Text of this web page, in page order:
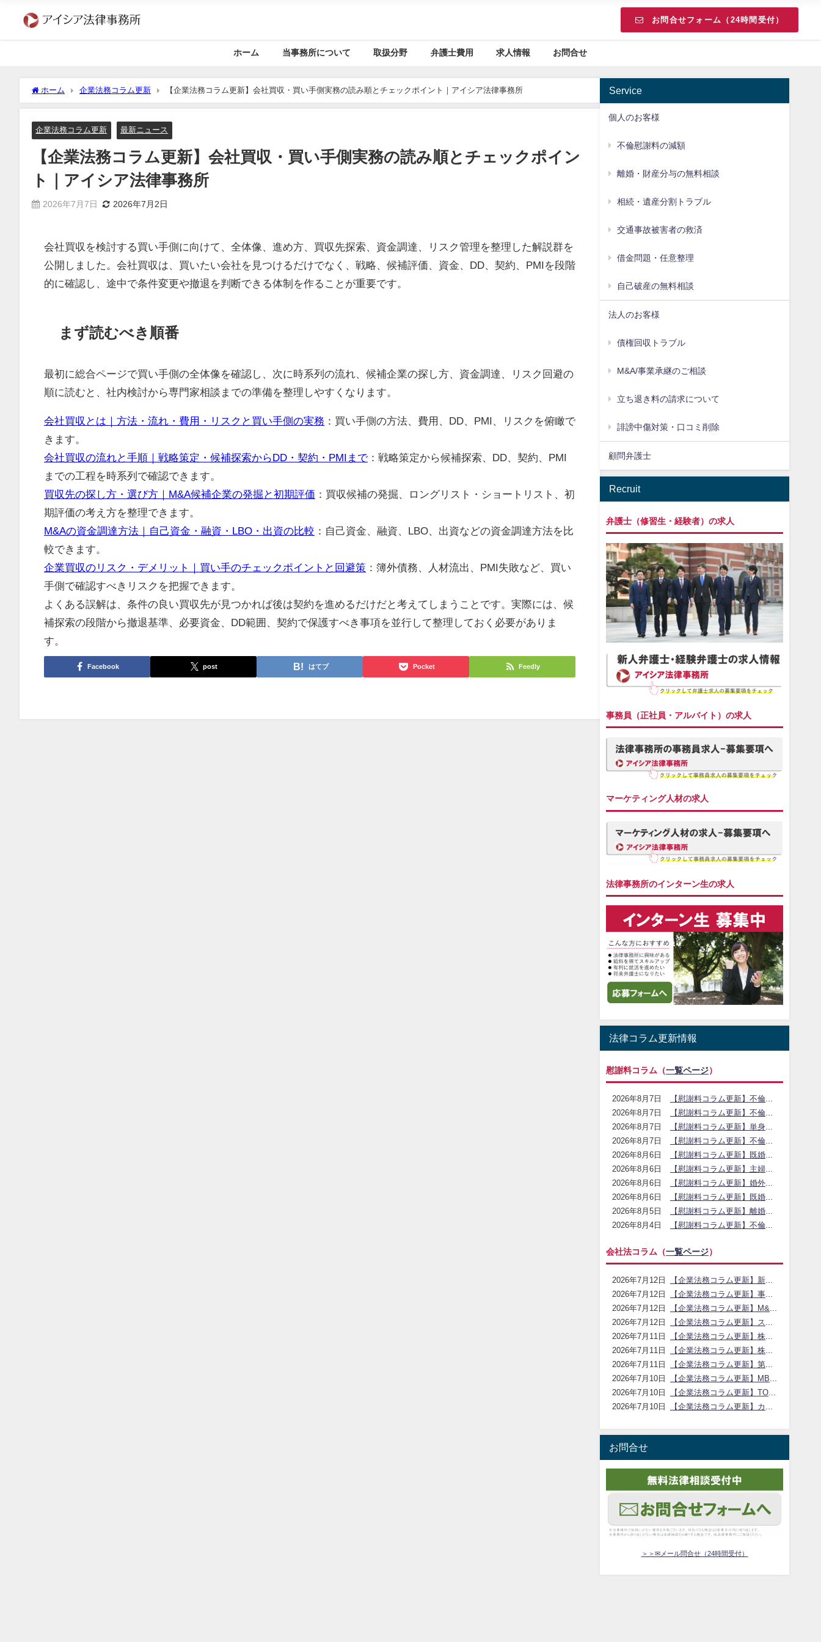
お問合せフォーム（24時間受付）
ホーム 当事務所について 取扱分野 弁護士費用 求人情報 お問合せ
ホーム 企業法務コラム更新 【企業法務コラム更新】会社買収・買い手側実務の読み順とチェックポイント｜アイシア法律事務所
企業法務コラム更新 最新ニュース
【企業法務コラム更新】会社買収・買い手側実務の読み順とチェックポイン
ト｜アイシア法律事務所
2026年7月7日 2026年7月2日
会社買収を検討する買い手側に向けて、全体像、進め方、買収先探索、資金調達、リスク管理を整理した解説群を
公開しました。会社買収は、買いたい会社を見つけるだけでなく、戦略、候補評価、資金、DD、契約、PMIを段階
的に確認し、途中で条件変更や撤退を判断できる体制を作ることが重要です。
まず読むべき順番
最初に総合ページで買い手側の全体像を確認し、次に時系列の流れ、候補企業の探し方、資金調達、リスク回避の
順に読むと、社内検討から専門家相談までの準備を整理しやすくなります。
会社買収とは｜方法・流れ・費用・リスクと買い手側の実務 ：買い手側の方法、費用、DD、PMI、リスクを俯瞰で
きます。
会社買収の流れと手順｜戦略策定・候補探索からDD・契約・PMIまで：戦略策定から候補探索、DD、契約、PMI
までの工程を時系列で確認できます。
買収先の探し方・選び方｜M&A候補企業の発掘と初期評価 ：買収候補の発掘、ロングリスト・ショートリスト、初
期評価の考え方を整理できます。
M&Aの資金調達方法｜自己資金・融資・LBO・出資の比較 ：自己資金、融資、LBO、出資などの資金調達方法を比
較できます。
企業買収のリスク・デメリット｜買い手のチェックポイントと回避策 ：簿外債務、人材流出、PMI失敗など、買い
手側で確認すべきリスクを把握できます。
よくある誤解は、条件の良い買収先が見つかれば後は契約を進めるだけだと考えてしまうことです。実際には、候
補探索の段階から撤退基準、必要資金、DD範囲、契約で保護すべき事項を並行して整理しておく必要がありま
す。
Facebook post はてブ Pocket Feedly
Service
個人のお客様
不倫慰謝料の減額
離婚・財産分与の無料相談
相続・遺産分割トラブル
交通事故被害者の救済
借金問題・任意整理
自己破産の無料相談
法人のお客様
債権回収トラブル
M&A/事業承継のご相談
立ち退き料の請求について
誹謗中傷対策・口コミ削除
顧問弁護士
Recruit
弁護士（修習生・経験者）の求人
事務員（正社員・アルバイト）の求人
マーケティング人材の求人
法律事務所のインターン生の求人
法律コラム更新情報
慰謝料コラム（一覧ページ）
2026年8月7日
2026年8月7日
2026年8月7日
2026年8月7日
2026年8月6日
2026年8月6日
2026年8月6日
2026年8月6日
2026年8月5日
2026年8月4日
会社法コラム（一覧ページ）
2026年7月12日
2026年7月12日
2026年7月12日
2026年7月12日
2026年7月11日
2026年7月11日
2026年7月11日
2026年7月10日
2026年7月10日
2026年7月10日
お問合せ
＞＞✉メール問合せ（24時間受付）